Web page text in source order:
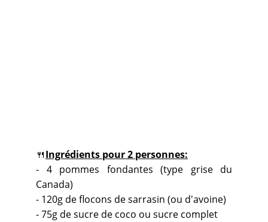
🍴Ingrédients pour 2 personnes:
- 4 pommes fondantes (type grise du
Canada)
- 120g de flocons de sarrasin (ou d'avoine)
- 75g de sucre de coco ou sucre complet